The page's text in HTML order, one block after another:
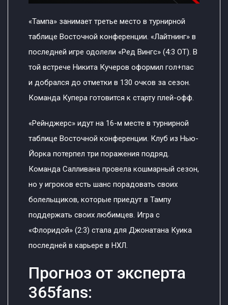
«Тампа» занимает третье место в турнирной
таблице Восточной конференции. «Лайтнинг» в
последней игре одолели «Ред Вингс» (4:3 ОТ). В
той встрече Никита Кучеров оформил гол+пас
и добрался до отметки в 130 очков за сезон.
Команда Купера готовится к старту плей-офф.
«Рейнджерс» идут на 16-м месте в турнирной
таблице Восточной конференции. Клуб из Нью-
Йорка потерпел три поражения подряд.
Команда Салливана провела кошмарный сезон,
но у игроков есть шанс порадовать своих
болельщиков, которые приедут в Тампу
поддержать своих любимцев. Игра с
«Флоридой» (2:3) стала для Джонатана Куика
последней в карьере в НХЛ.
Прогноз от эксперта
365fans: